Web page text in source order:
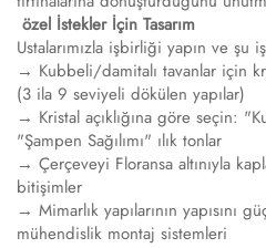
özel İstekler İçin Tasarım
Ustalarımızla işbirliği yapın ve şu
→ Kubbeli/damitalı tavanlar için
(3 ila 9 seviyeli dökülen yapılar)
→ Kristal açıklığına göre seçin:
"Şampen Sağılımı" ılık tonlar
→ Çerçeveyi Floransa altınıyla
bitişimler
→ Mimarlık yapılarının yapısını
mühendislik montaj sistemleri